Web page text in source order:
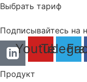
Выбрать тариф
Подписывайтесь на
Youtube
Продукт